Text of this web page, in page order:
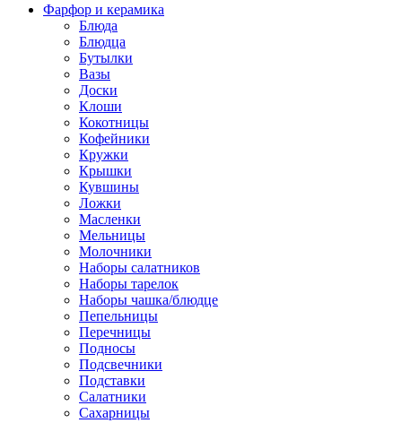
Фарфор и керамика
Блюда
Блюдца
Бутылки
Вазы
Доски
Клоши
Кокотницы
Кофейники
Кружки
Крышки
Кувшины
Ложки
Масленки
Мельницы
Молочники
Наборы салатников
Наборы тарелок
Наборы чашка/блюдце
Пепельницы
Перечницы
Подносы
Подсвечники
Подставки
Салатники
Сахарницы